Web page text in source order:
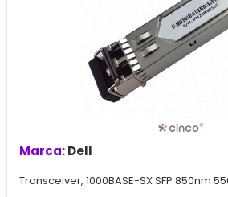
Marca:Dell
Transceiver, 1000BASE-SX SFP 850nm